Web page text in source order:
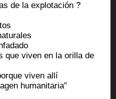
de la explotación ?
que viven en la orilla de
viven allí
humanitaria”